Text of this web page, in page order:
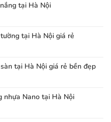
tại Hà Nội
tại Hà Nội giá rẻ
tại Hà Nội giá rẻ bền đẹp
nhựa Nano tại Hà Nội